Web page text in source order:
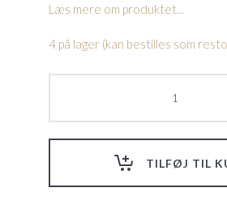
Læs mere om produktet...
4 på lager (kan bestilles som
II
TILFØJ TIL